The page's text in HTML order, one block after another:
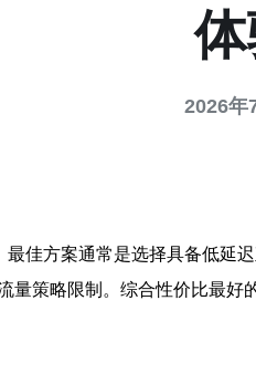
2026年
最佳方案通常是选择具备低延
策略限制。综合性价比最